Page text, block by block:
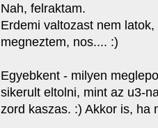
Nah, felraktam.
Erdemi valtozast nem
megneztem, nos.... :)
Egyebkent - milyen
sikerult eltolni, mint az u3-
zord kaszas. :) Akkor is, ha